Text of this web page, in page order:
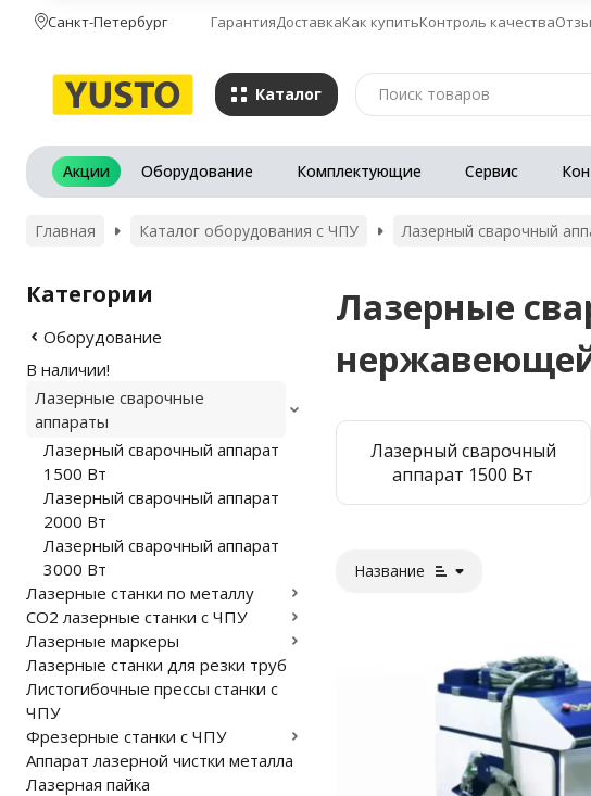
Санкт-Петербург ГарантияДоставкаКак купитьКонтроль качества
Каталог
Акции Оборудование Комплектующие Сервис
Главная Каталог оборудования с ЧПУ Лазерный сварочный
Лазерные
нержавеющей
Лазерный сварочный
аппарат 1500 Вт
Название
Категории
Оборудование
В наличии!
Лазерные сварочные
аппараты
Лазерный сварочный аппарат
1500 Вт
Лазерный сварочный аппарат
2000 Вт
Лазерный сварочный аппарат
3000 Вт
Лазерные станки по металлу
CO2 лазерные станки с ЧПУ
Лазерные маркеры
Лазерные станки для резки труб
Листогибочные прессы станки с
ЧПУ
Фрезерные станки с ЧПУ
Аппарат лазерной чистки металла
Лазерная пайка